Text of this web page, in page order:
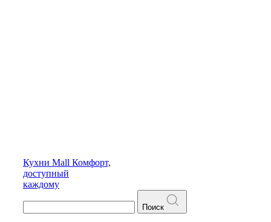
Кухни Mall Комфорт,
доступный
каждому
Поиск